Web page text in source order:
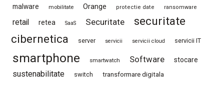
malware mobilitate Orange protectie date ransomware
retail retea SaaS Securitate
securitate
cibernetica
server servicii servicii cloud servicii IT
smartphone smartwatch Software stocare
sustenabilitate switch transformare digitala